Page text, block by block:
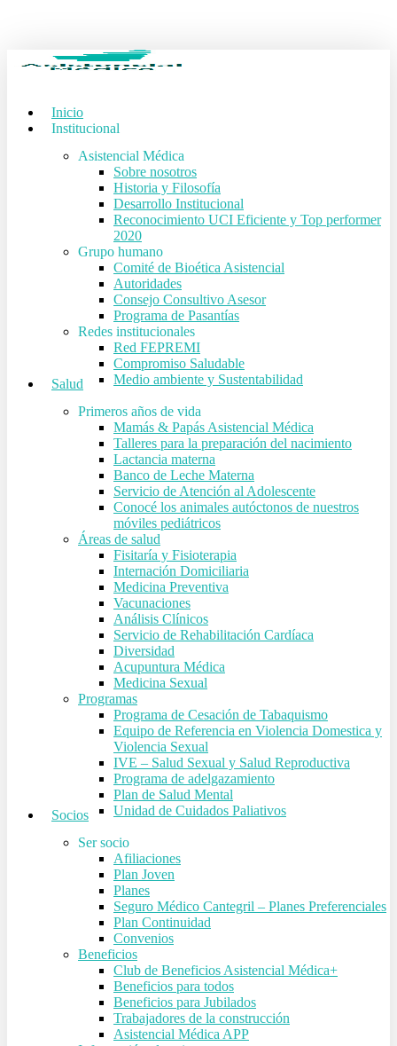
content
Inicio
Institucional
Asistencial Médica
Sobre nosotros
Historia y Filosofía
Desarrollo Institucional
Reconocimiento UCI Eficiente y Top performer
2020
Grupo humano
Comité de Bioética Asistencial
Autoridades
Consejo Consultivo Asesor
Programa de Pasantías
Redes institucionales
Red FEPREMI
Compromiso Saludable
Medio ambiente y Sustentabilidad
Salud
Primeros años de vida
Mamás & Papás Asistencial Médica
Talleres para la preparación del nacimiento
Lactancia materna
Banco de Leche Materna
Servicio de Atención al Adolescente
Conocé los animales autóctonos de nuestros
móviles pediátricos
Áreas de salud
Fisitaría y Fisioterapia
Internación Domiciliaria
Medicina Preventiva
Vacunaciones
Análisis Clínicos
Servicio de Rehabilitación Cardíaca
Diversidad
Acupuntura Médica
Medicina Sexual
Programas
Programa de Cesación de Tabaquismo
Equipo de Referencia en Violencia Domestica y
Violencia Sexual
IVE – Salud Sexual y Salud Reproductiva
Programa de adelgazamiento
Plan de Salud Mental
Unidad de Cuidados Paliativos
Socios
Ser socio
Afiliaciones
Plan Joven
Planes
Seguro Médico Cantegril – Planes Preferenciales
Plan Continuidad
Convenios
Beneficios
Club de Beneficios Asistencial Médica+
Beneficios para todos
Beneficios para Jubilados
Trabajadores de la construcción
Asistencial Médica APP